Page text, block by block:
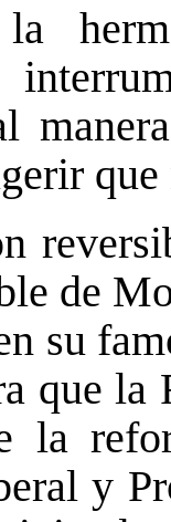
de
su
que
la
y